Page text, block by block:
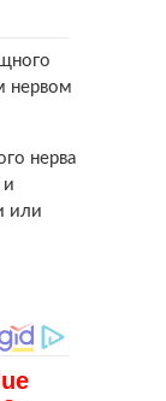
нервом
нерва
и
или